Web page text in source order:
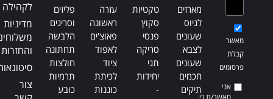
מאשר
קבלת
פרסומים
אני
מאשר/ת כי
מארזים
לגיוס
שעונים
לצבא
שעונים
חכמים
תיקים
טקטיות
סקוץ
פנסי
סריקה
תגי
יחידות
-
עזרה
ראשונה
פאוצ'ים
לאפוד
ציוד
לכיתת
כוננות
פליזים
וסריגים
הלבשה
תחתונה
חולצות
תרמיות
כובע
לקהילה
מדיניות
והחזרות
צור